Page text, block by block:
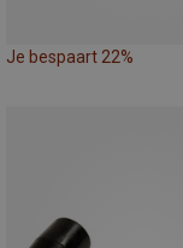
Je bespaart 22%